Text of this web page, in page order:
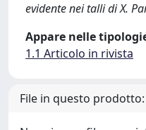
evidente nei talli di X.
Appare nelle
1.1 Articolo in rivista
File in questo prodotto: